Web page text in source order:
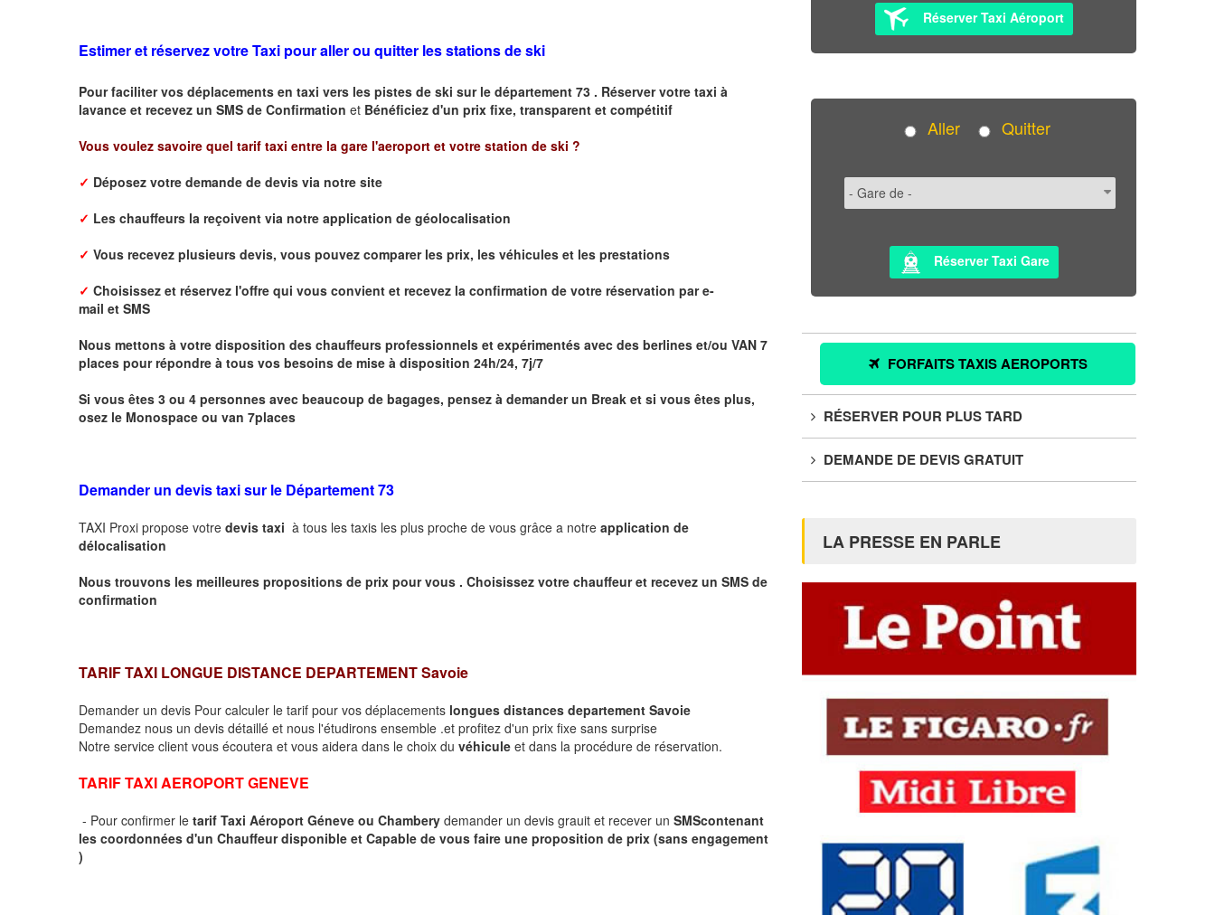
Estimer et réservez votre Taxi pour aller ou quitter les stations de ski
Pour faciliter vos déplacements en taxi vers les pistes de ski sur le département 73 . Réserver votre taxi à
lavance et recevez un SMS de Confirmation et Bénéficiez d'un prix fixe, transparent et compétitif
Vous voulez savoire quel tarif taxi entre la gare l'aeroport et votre station de ski ?
✓ Déposez votre demande de devis via notre site
✓ Les chauffeurs la reçoivent via notre application de géolocalisation
✓ Vous recevez plusieurs devis, vous pouvez comparer les prix, les véhicules et les prestations
✓ Choisissez et réservez l'offre qui vous convient et recevez la confirmation de votre réservation pare-
mail et SMS
Nous mettons à votre disposition des chauffeurs professionnels et expérimentés avec des berlines et/ou VAN 7
places pour répondre à tous vos besoins de mise à disposition 24h/24, 7j/7
Si vous êtes 3 ou 4 personnes avec beaucoup de bagages, pensez à demander un Break et si vous êtes plus,
osez le Monospace ou van 7places
Demander un devis taxi sur le Département 73
TAXI Proxi propose votre devis taxi à tous les taxis les plus proche de vous grâce a notre application de
délocalisation
Nous trouvons les meilleures propositions de prix pour vous . Choisissez votre chauffeur et recevez un SMS de
confirmation
TARIF TAXI LONGUE DISTANCE DEPARTEMENTSavoie
Demander un devis Pour calculer le tarif pour vos déplacements longues distances departement Savoie
Demandez nous un devis détaillé et nous l'étudirons ensemble .et profitez d'un prix fixe sans surprise
Notre service client vous écoutera et vous aidera dans le choix du véhicule et dans la procédure de réservation.
TARIF TAXI AEROPORT GENEVE
- Pour confirmer le tarif Taxi Aéroport Géneve ou Chambery demander un devis grauit et recever un SMScontenant
les coordonnées d'un Chauffeur disponible et Capable de vous faire une proposition de prix (sans engagement
)
Réserver Taxi Aéroport
Aller Quitter
Réserver Taxi Gare
FORFAITS TAXIS AEROPORTS
RÉSERVER POUR PLUS TARD
DEMANDE DE DEVIS GRATUIT
LA PRESSE EN PARLE